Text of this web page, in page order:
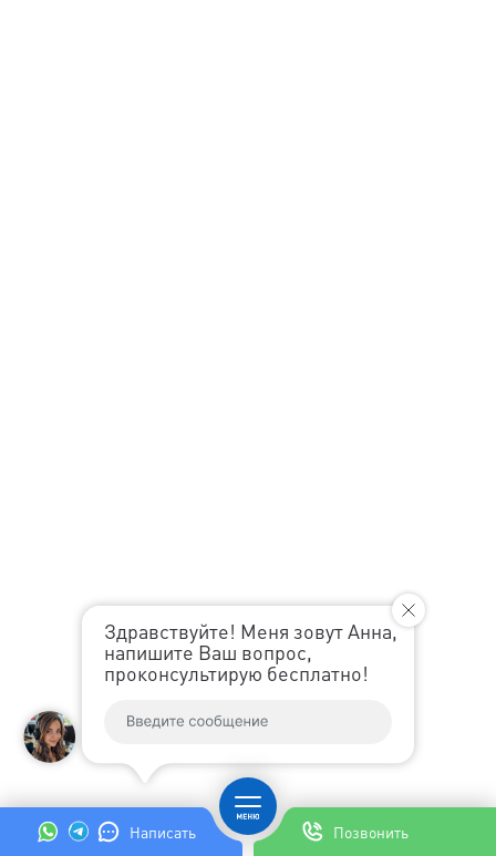
Написать Позвонить
Здравствуйте! Меня зовут Анна,
напишите Ваш вопрос,
проконсультирую бесплатно!